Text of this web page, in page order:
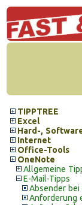
TIPPTREE
Excel
Hard-,
Internet
Office-Tools
OneNote
Allgemeine
E-Mail-Tipps
Absender bei
Anforderung